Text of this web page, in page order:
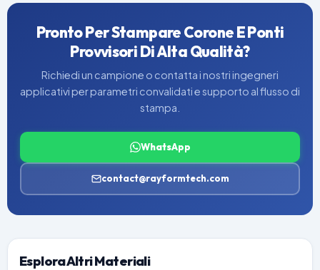
Pronto Per Stampare Corone E Ponti
Provvisori Di Alta Qualità?
Richiedi un campione o contatta i nostri ingegneri
applicativi per parametri convalidati e supporto al flusso di
stampa.
WhatsApp
contact@rayformtech.com
Esplora Altri Materiali